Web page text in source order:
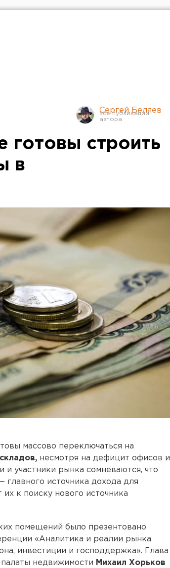
Сергей Беляев
готовы строить
в
массово переключаться на
несмотря на дефицит офисов и
участники рынка сомневаются, что
главного источника дохода для
к поиску нового источника
помещений было презентовано
«Аналитика и реалии рынка
инвестиции и господдержка». Глава
недвижимости Михаил Хорьков